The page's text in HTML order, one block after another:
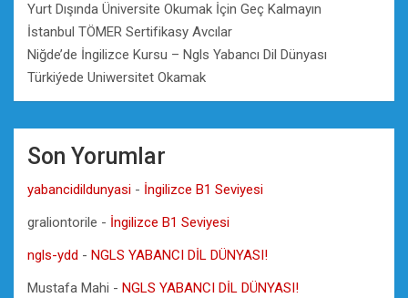
Yurt Dışında Üniversite Okumak İçin Geç Kalmayın
İstanbul TÖMER Sertifikasy Avcılar
Niğde’de İngilizce Kursu – Ngls Yabancı Dil Dünyası
Türkiýede Uniwersitet Okamak
Son Yorumlar
yabancidildunyasi - İngilizce B1 Seviyesi
graliontorile - İngilizce B1 Seviyesi
ngls-ydd - NGLS YABANCI DİL DÜNYASI!
Mustafa Mahi - NGLS YABANCI DİL DÜNYASI!